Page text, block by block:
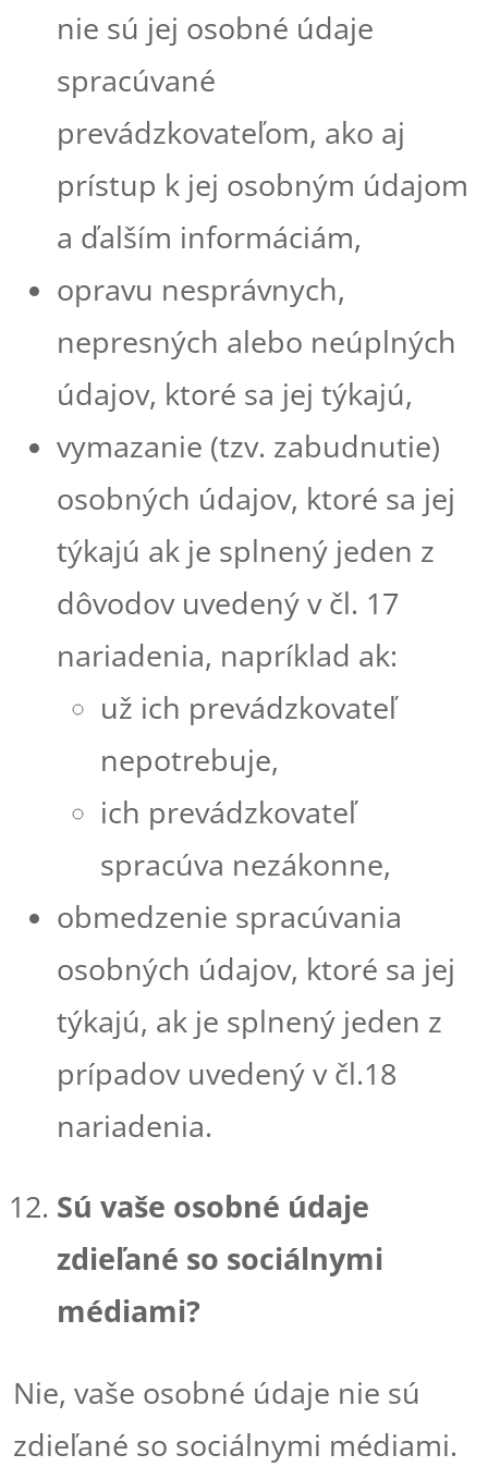
nie sú jej osobné údaje
spracúvané
prevádzkovateľom, ako aj
prístup k jej osobným údajom
a ďalším informáciám,
opravu nesprávnych,
nepresných alebo neúplných
údajov, ktoré sa jej týkajú,
vymazanie (tzv. zabudnutie)
osobných údajov, ktoré sa jej
týkajú ak je splnený jeden z
dôvodov uvedený v čl. 17
nariadenia, napríklad ak:
už ich prevádzkovateľ
nepotrebuje,
ich prevádzkovateľ
spracúva nezákonne,
obmedzenie spracúvania
osobných údajov, ktoré sa jej
týkajú, ak je splnený jeden z
prípadov uvedený v čl.18
nariadenia.
Sú vaše osobné údaje
zdieľané so sociálnymi
médiami?
Nie, vaše osobné údaje nie sú
zdieľané so sociálnymi médiami.